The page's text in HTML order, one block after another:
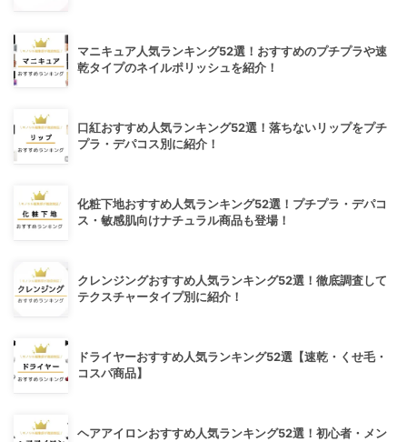
マニキュア人気ランキング52選！おすすめのプチプラや速
乾タイプのネイルポリッシュを紹介！
口紅おすすめ人気ランキング52選！落ちないリップをプチ
プラ・デパコス別に紹介！
化粧下地おすすめ人気ランキング52選！プチプラ・デパコ
ス・敏感肌向けナチュラル商品も登場！
クレンジングおすすめ人気ランキング52選！徹底調査して
テクスチャータイプ別に紹介！
ドライヤーおすすめ人気ランキング52選【速乾・くせ毛・
コスパ商品】
ヘアアイロンおすすめ人気ランキング52選！初心者・メン